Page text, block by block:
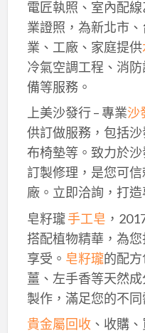
電匠執照、室內配
業證照，為新北市
業、工廠、家庭提供
冷氣空調工程、消
備等服務。
上美沙發行 – 專業沙
供訂做服務，包括
布椅墊等。致力於
訂製修理，是您可
廠。立即洽詢，打
皂籽瓏手工皂 ，
搭配植物精華，為
享受。 皂籽瓏的配
薑、左手香等天然
製作，滿足您的不同
貴金屬回收、收購、